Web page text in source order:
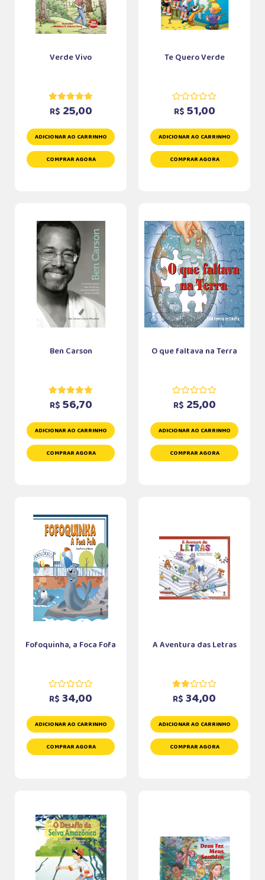
Verde Vivo
R$ 25,00
ADICIONAR AO CARRINHO
COMPRAR AGORA
Te Quero Verde
R$ 51,00
ADICIONAR AO CARRINHO
COMPRAR AGORA
Ben Carson
R$ 56,70
ADICIONAR AO CARRINHO
COMPRAR AGORA
O que faltava na Terra
R$ 25,00
ADICIONAR AO CARRINHO
COMPRAR AGORA
Fofoquinha, a Foca Fofa
R$ 34,00
ADICIONAR AO CARRINHO
COMPRAR AGORA
A Aventura das Letras
R$ 34,00
ADICIONAR AO CARRINHO
COMPRAR AGORA